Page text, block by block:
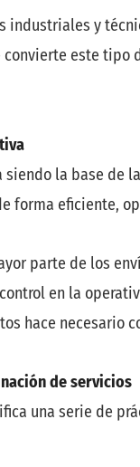
industriales y
este
la base de
forma eficiente,
parte de los
en la
hace necesario
de servicios
una serie de